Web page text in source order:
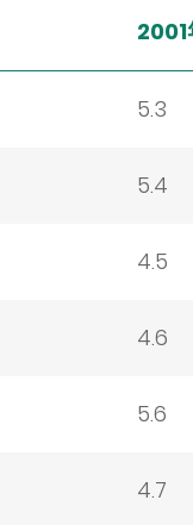
2001
5.3
5.4
4.5
4.6
5.6
4.7